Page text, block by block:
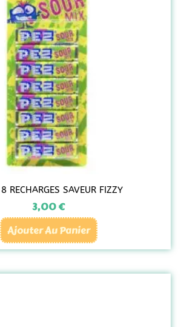
RECHARGES SAVEUR FIZZY
3,00€
Ajouter Au Panier